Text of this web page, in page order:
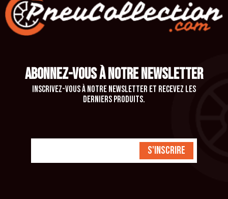
ABONNEZ-VOUS À NOTRE NEWSLETTER
Inscrivez-vous à notre newsletter et recevez les
derniers produits.
S'inscrire